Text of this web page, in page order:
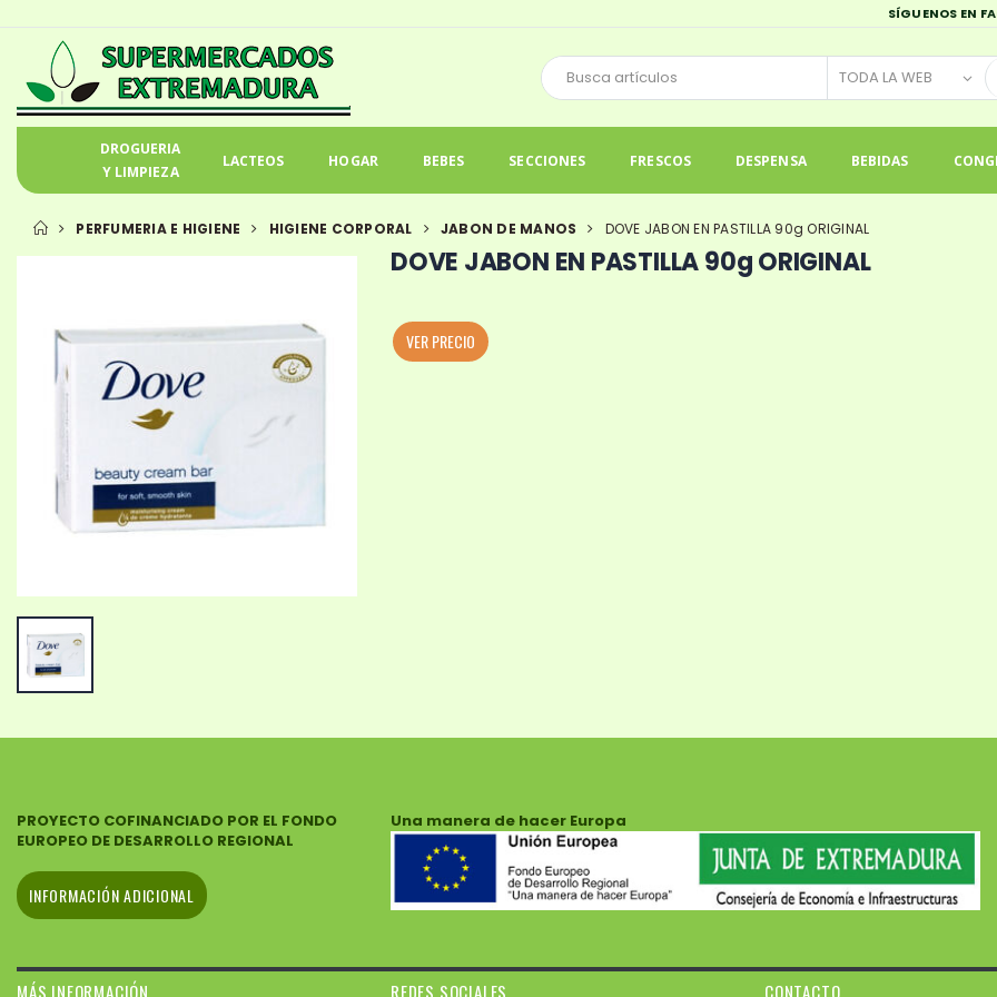
SÍGUENOS EN
DROGUERIA
Y LIMPIEZA
LACTEOS HOGAR BEBES SECCIONES FRESCOS DESPENSA BEBIDAS
PERFUMERIA E HIGIENE HIGIENE CORPORAL JABON DE MANOS DOVE JABON EN PASTILLA 90g ORIGINAL
DOVE JABON EN PASTILLA 90g ORIGINAL
VER PRECIO
PROYECTO COFINANCIADO POR EL FONDO
EUROPEO DE DESARROLLO REGIONAL
INFORMACIÓN ADICIONAL
Una manera de hacer Europa
MÁS INFORMACIÓN REDES SOCIALES CONTACTO